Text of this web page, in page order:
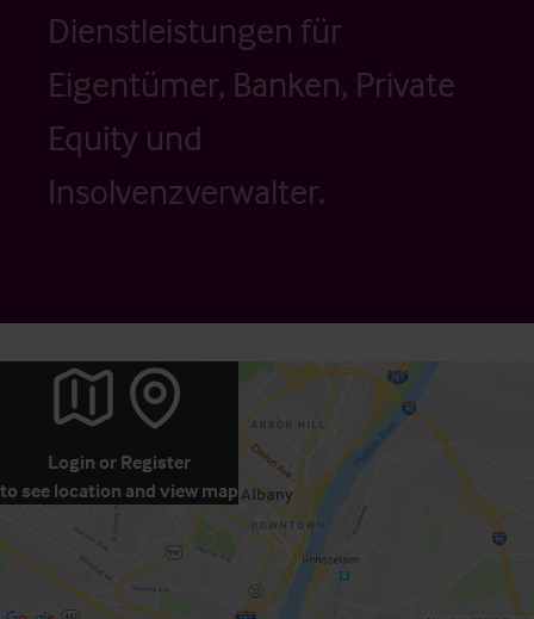
Dienstleistungen für
Eigentümer, Banken, Private
Equity und
Insolvenzverwalter.
Login or Register
to see location and view map